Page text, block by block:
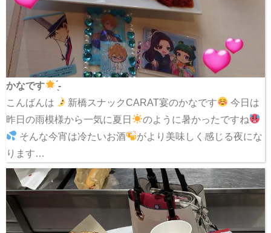
かなです
̖́-
こんばんは
新橋スナックCARAT宴のかなです
今日は
昨日の雨模様から一気に夏日
のように暑かったですね
‬‪ そんな今宵は冷たいお酒
がより美味しく感じる夜にな
ります…